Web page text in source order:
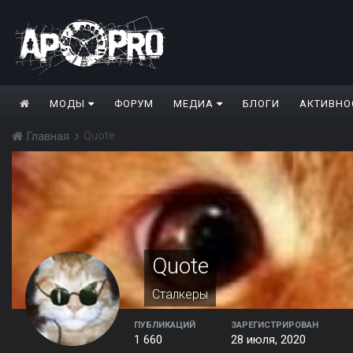
МОДЫ ФОРУМ МЕДИА БЛОГИ
Главная Quote
Quote
Сталкеры
ПУБЛИКАЦИЙ
1 660
ЗАРЕГИСТРИРОВАН
28 июля, 2020